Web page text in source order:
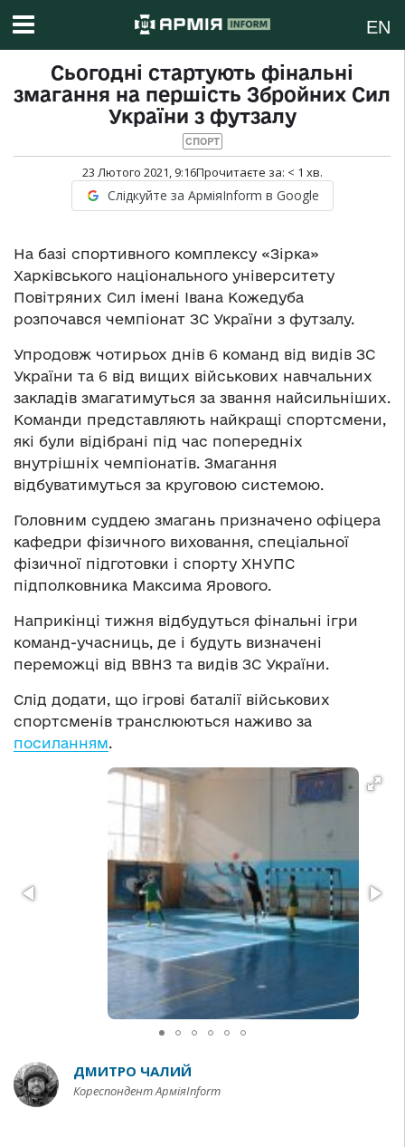
EN
Сьогодні стартують фінальні
змагання на першість Збройних Сил
України з футзалу
СПОРТ
23 Лютого 2021, 9:16Прочитаєте за: < 1 хв.
Слідкуйте за АрміяInform в Google
На базі спортивного комплексу «Зірка»
Харківського національного університету
Повітряних Сил імені Івана Кожедуба
розпочався чемпіонат ЗС України з футзалу.
Упродовж чотирьох днів 6 команд від видів ЗС
України та 6 від вищих військових навчальних
закладів змагатимуться за звання найсильніших.
Команди представляють найкращі спортсмени,
які були відібрані під час попередніх
внутрішніх чемпіонатів. Змагання
відбуватимуться за круговою системою.
Головним суддею змагань призначено офіцера
кафедри фізичного виховання, спеціальної
фізичної підготовки і спорту ХНУПС
підполковника Максима Ярового.
Наприкінці тижня відбудуться фінальні ігри
команд-учасниць, де і будуть визначені
переможці від ВВНЗ та видів ЗС України.
Слід додати, що ігрові баталії військових
спортсменів транслюються наживо за
посиланням.
ДМИТРО ЧАЛИЙ
Кореспондент АрміяInform